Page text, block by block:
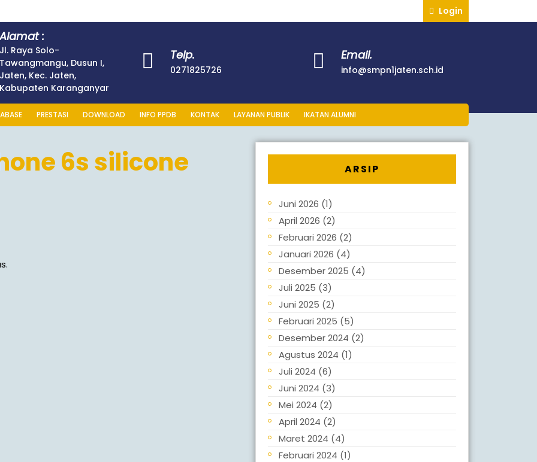
Login
:
Jl. Raya Solo-
Tawangmangu, Dusun I,
Jaten, Kec. Jaten,
Kabupaten Karanganyar
Telp.
0271825726
Email.
info@smpn1jaten.sch.id
PRESTASI DOWNLOAD INFO PPDB KONTAK LAYANAN PUBLIK IKATAN ALUMNI
6s silicone
ARSIP
Juni 2026 (1)
April 2026 (2)
Februari 2026 (2)
Januari 2026 (4)
Desember 2025 (4)
Juli 2025 (3)
Juni 2025 (2)
Februari 2025 (5)
Desember 2024 (2)
Agustus 2024 (1)
Juli 2024 (6)
Juni 2024 (3)
Mei 2024 (2)
April 2024 (2)
Maret 2024 (4)
Februari 2024 (1)